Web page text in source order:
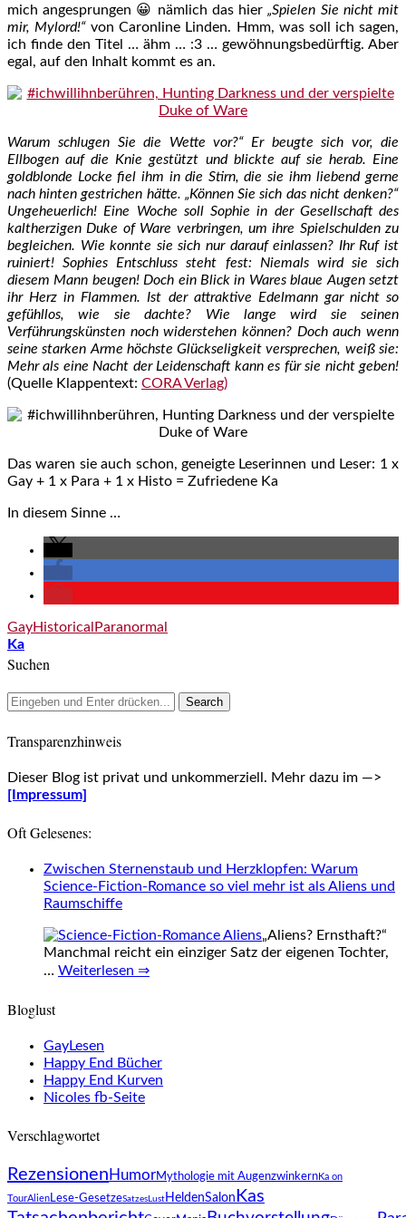
mich angesprungen 😀 nämlich das hier„Spielen Sie nicht mit
mir, Mylord!“ von Caronline Linden. Hmm, was soll ich sagen,
ich finde den Titel … ähm … :3 … gewöhnungsbedürftig. Aber
egal, auf den Inhalt kommt es an.
Warum schlugen Sie die Wette vor?“ Er beugte sich vor, die
Ellbogen auf die Knie gestützt und blickte auf sie herab. Eine
goldblonde Locke fiel ihm in die Stirn, die sie ihm liebend gerne
nach hinten gestrichen hätte. „Können Sie sich das nicht denken?“
Ungeheuerlich! Eine Woche soll Sophie in der Gesellschaft des
kaltherzigen Duke of Ware verbringen, um ihre Spielschulden zu
begleichen. Wie konnte sie sich nur darauf einlassen? Ihr Ruf ist
ruiniert! Sophies Entschluss steht fest: Niemals wird sie sich
diesem Mann beugen! Doch ein Blick in Wares blaue Augen setzt
ihr Herz in Flammen. Ist der attraktive Edelmann gar nicht so
gefühllos, wie sie dachte? Wie lange wird sie seinen
Verführungskünsten noch widerstehen können? Doch auch wenn
seine starken Arme höchste Glückseligkeit versprechen, weiß sie:
Mehr als eine Nacht der Leidenschaft kann es für sie nicht geben!
(Quelle Klappentext: CORA Verlag)
Das waren sie auch schon, geneigte Leserinnen und Leser: 1 x
Gay + 1 x Para + 1 x Histo = Zufriedene Ka
In diesem Sinne …
GayHistorical Paranormal
Ka
Suchen
Transparenzhinweis
Dieser Blog ist privat und unkommerziell. Mehr dazu im —>
[Impressum]
Oft Gelesenes:
Zwischen Sternenstaub und Herzklopfen: Warum
Science-Fiction-Romance so viel mehr ist als Aliens und
Raumschiffe
„Aliens? Ernsthaft?“
Manchmal reicht ein einziger Satz der eigenen Tochter,
… Weiterlesen ⇒
Bloglust
GayLesen
Happy End Bücher
Happy End Kurven
Nicoles fb-Seite
Verschlagwortet
Rezensionen HumorMythologie mit AugenzwinkernKa on
TourAlienLese-GesetzeSatzesLust HeldenSalon Kas